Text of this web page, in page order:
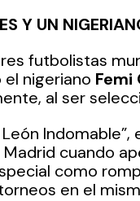
Y UN
futbolistas
el nigeriano Femi
al ser
León
cuando
como
en el